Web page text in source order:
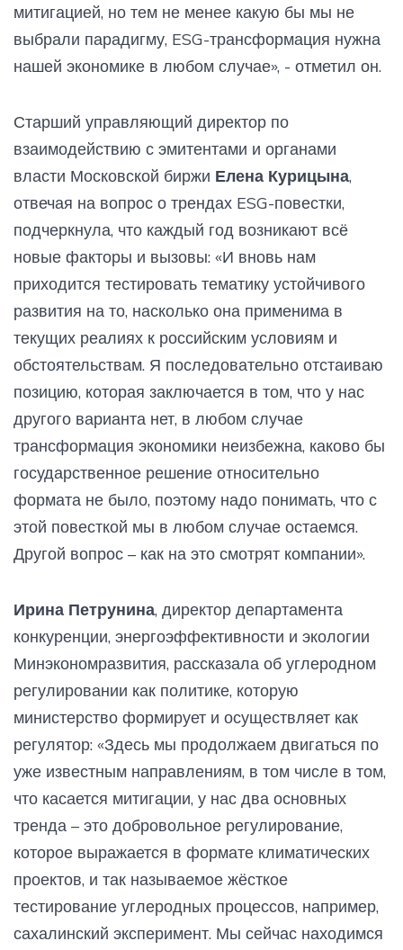
митигацией, но тем не менее какую бы мы не
выбрали парадигму, ESG-трансформация нужна
нашей экономике в любом случае», - отметил он.
Старший управляющий директор по
взаимодействию с эмитентами и органами
власти Московской биржи Елена Курицына,
отвечая на вопрос о трендах ESG-повестки,
подчеркнула, что каждый год возникают всё
новые факторы и вызовы: «И вновь нам
приходится тестировать тематику устойчивого
развития на то, насколько она применима в
текущих реалиях к российским условиям и
обстоятельствам. Я последовательно отстаиваю
позицию, которая заключается в том, что у нас
другого варианта нет, в любом случае
трансформация экономики неизбежна, каково бы
государственное решение относительно
формата не было, поэтому надо понимать, что с
этой повесткой мы в любом случае остаемся.
Другой вопрос – как на это смотрят компании».
Ирина Петрунина, директор департамента
конкуренции, энергоэффективности и экологии
Минэкономразвития, рассказала об углеродном
регулировании как политике, которую
министерство формирует и осуществляет как
регулятор: «Здесь мы продолжаем двигаться по
уже известным направлениям, в том числе в том,
что касается митигации, у нас два основных
тренда – это добровольное регулирование,
которое выражается в формате климатических
проектов, и так называемое жёсткое
тестирование углеродных процессов, например,
сахалинский эксперимент. Мы сейчас находимся